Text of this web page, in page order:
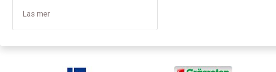
Läs mer